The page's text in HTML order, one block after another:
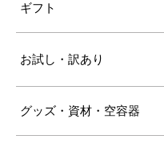
ギフト
お試し・訳あり
グッズ・資材・空容器